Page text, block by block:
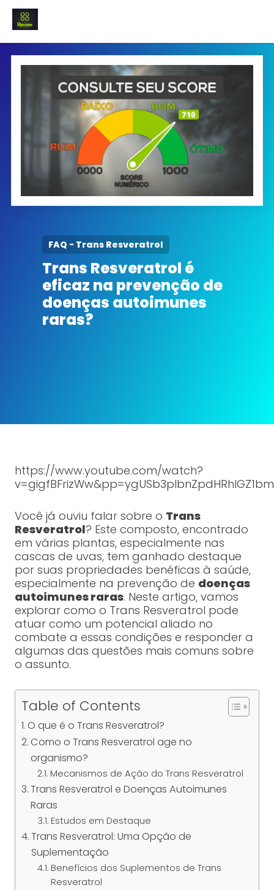
INICIO
Termo e Condições
Política Privacidade
SOBRE NÓS
FAQ - Trans Resveratrol
Trans Resveratrol é
eficaz na prevenção de
doenças autoimunes
raras?
https://www.youtube.com/watch?
Você já ouviu falar sobre o Trans
Resveratrol? Este composto, encontrado
em várias plantas, especialmente nas
cascas de uvas, tem ganhado destaque
por suas propriedades benéficas à saúde,
especialmente na prevenção de doenças
autoimunes raras. Neste artigo, vamos
explorar como o Trans Resveratrol pode
atuar como um potencial aliado no
combate a essas condições e responder a
algumas das questões mais comuns sobre
o assunto.
Table of Contents
O que é o Trans Resveratrol?
Como o Trans Resveratrol age no
organismo?
Mecanismos de Ação do Trans Resveratrol
Trans Resveratrol e Doenças Autoimunes
Raras
Estudos em Destaque
Trans Resveratrol: Uma Opção de
Suplementação
Benefícios dos Suplementos de Trans
Resveratrol